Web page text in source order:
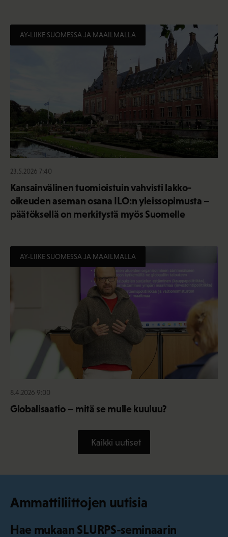
AY-LIIKE SUOMESSA JA MAAILMALLA
23.5.2026 7:40
Kansainvälinen tuomioistuin vahvisti lakko-
oikeuden aseman osana ILO:n yleissopimusta –
päätöksellä on merkitystä myös Suomelle
AY-LIIKE SUOMESSA JA MAAILMALLA
8.4.2026 9:00
Globalisaatio – mitä se mulle kuuluu?
Kaikki uutiset
Ammattiliittojen uutisia
Hae mukaan SLURPS-seminaarin